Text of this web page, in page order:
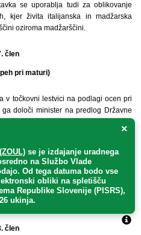
se uporablja tudi za oblikovanje
kjer živita italijanska in madžarska
oziroma madžarščini.
člen
pri maturi)
v točkovni lestvici na podlagi ocen pri
določi minister na predlog Državne
opravi tri izbirne predmete, se v
izbirnega predmeta pa ne more
drugega izbirnega predmeta.
pri poklicni maturi določi šolska
na podlagi meril za določitev ocen
člen
×
se je izdajanje uradnega
na Službo Vlade
. Od tega datuma bodo vse
obliki na spletišču
Republike Slovenije (PISRS),
ukinja.